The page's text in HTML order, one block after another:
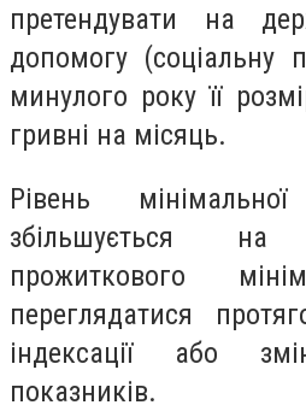
претендувати на
допомогу (соціальну
минулого року її
гривні на місяць.
Рівень
збільшується
прожиткового
переглядатися
індексації або
показників.